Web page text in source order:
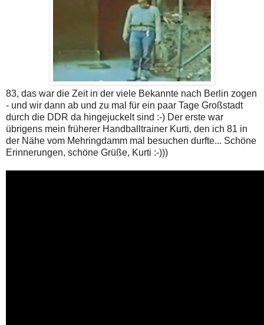
83, das war die Zeit in der viele Bekannte nach Berlin zogen
- und wir dann ab und zu mal für ein paar Tage Großstadt
durch die DDR da hingejuckelt sind :-) Der erste war
übrigens mein früherer Handballtrainer Kurti, den ich 81 in
der Nähe vom Mehringdamm mal besuchen durfte... Schöne
Erinnerungen, schöne Grüße, Kurti :-)))